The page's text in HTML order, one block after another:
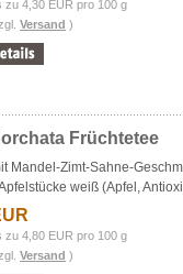
zu 4,30 EUR pro 100 g
Versand )
Früchtetee
Mandel-Zimt-Sahne-
weiß (Apfel,
zu 4,80 EUR pro 100 g
Versand )